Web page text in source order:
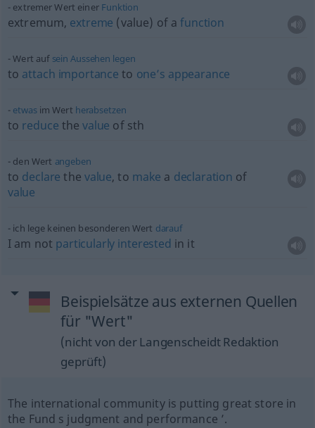
extremer Wert einer Funktion
extremum, extreme (value) of afunction
Wert auf sein Aussehen legen
to attach importance to one’s appearance
etwasim Wert herabsetzen
to reduce thevalue ofsth
den Wert angeben
to declare the value, to make a declaration of
value
ich lege keinen besonderen Wert darauf
I am not particularly interested in it
Beispielsätze aus externen Quellen
für "Wert"
(nicht von der Langenscheidt Redaktion
geprüft)
The international community is putting great store in
the Fund s judgment and performance ’.